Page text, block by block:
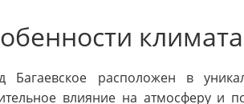
Багаевское расположен в
влияние на атмосферу и